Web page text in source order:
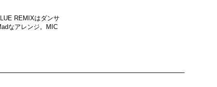
REMIXはダンサ
なアレンジ。MIC